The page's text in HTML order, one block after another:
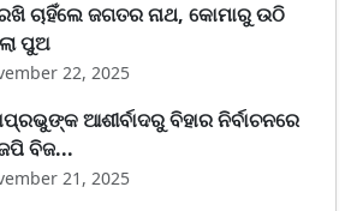
ଚାହିଁଲେ ଜଗତର ନାଥ, କୋମାରୁ ଉଠି
ପୁଅ
22, 2025
ଆଶୀର୍ବାଦରୁ ବିହାର ନିର୍ବାଚନରେ
ବିଜ...
21, 2025